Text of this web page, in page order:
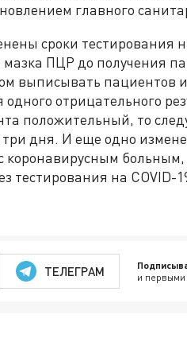
главного
сроки тестирования
мазка ПЦР до получения
выписывать пациентов
одного отрицательного
положительный, то
три дня. И еще одно
коронавирусным
тестирования на COVID-
ТЕЛЕГРАМ и первыми